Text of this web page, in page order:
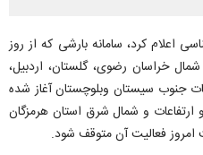
اعلام کرد، سامانه بارشی که از روز
خراسان رضوی، گلستان، اردبیل،
جنوب سیستان وبلوچستان آغاز شده
ارتفاعات و شمال شرق استان هرمزگان
فعالیت آن متوقف شود.